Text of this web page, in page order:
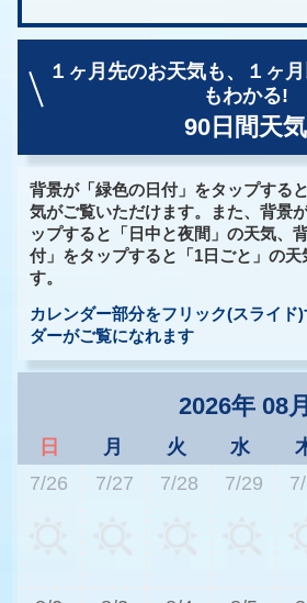
１ヶ月先のお天気も、
１ヶ
もわかる!
90日間天気
背景が「緑色の日付」をタップする
気がご覧いただけます。また、背景
ップすると「日中と夜間」の天気、
付」をタップすると「1日ごと」の天
す。
カレンダー部分をフリック(スライド
ダーがご覧になれます
2026年 08月
日 月 火 水
7/26
7/27 7/28 7/29